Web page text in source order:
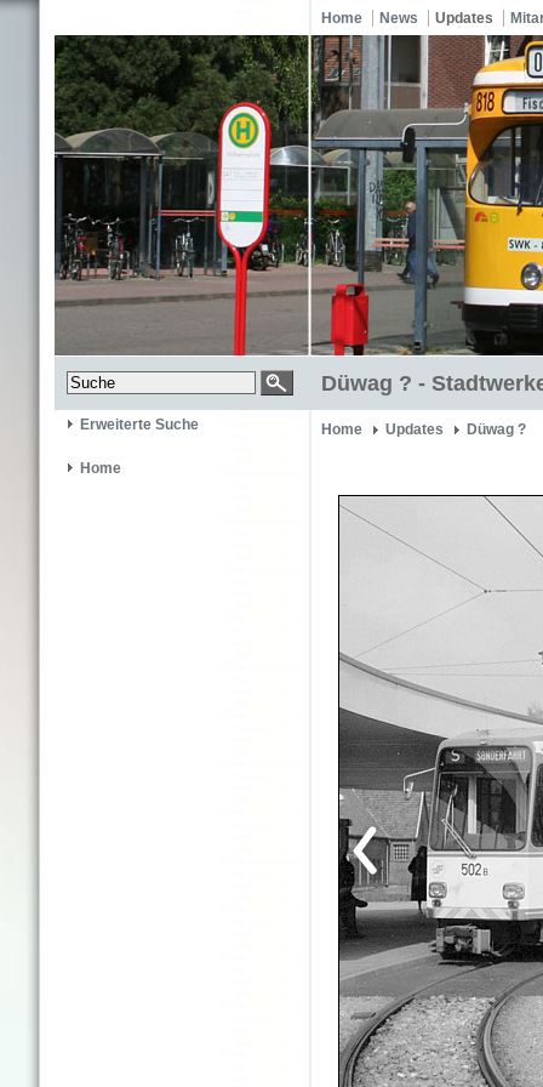
Home News Updates
Düwag ? -
Erweiterte Suche
Home
Home Updates Düwag ?